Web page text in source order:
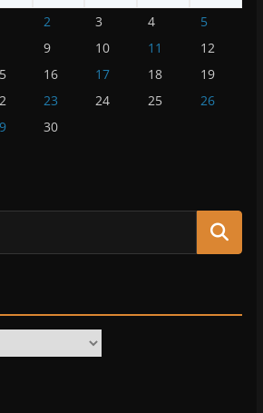
2 3 4
5
9 10 11
12
16 17 18
19
23 24 25
26
30